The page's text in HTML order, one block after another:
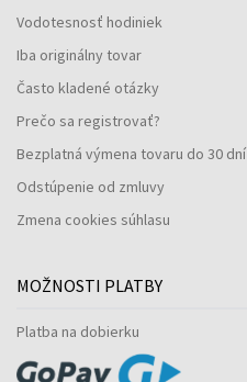
Vodotesnosť hodiniek
Iba originálny tovar
Často kladené otázky
Prečo sa registrovať?
Bezplatná výmena tovaru do 30 dní
Odstúpenie od zmluvy
Zmena cookies súhlasu
MOŽNOSTI PLATBY
Platba na dobierku